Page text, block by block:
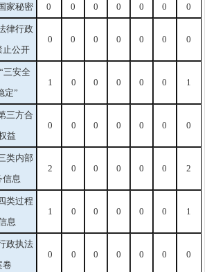
家秘密 0 0 0 0 0 0 0
律行政
止公开
0 0 0 0 0 0 0
三安全
定”
1 0 0 0 0 0 1
三方合
益
0 0 0 0 0 0 0
类内部
信息
2 0 0 0 0 0 2
类过程
息
1 0 0 0 0 0 1
政执法
卷
0 0 0 0 0 0 0